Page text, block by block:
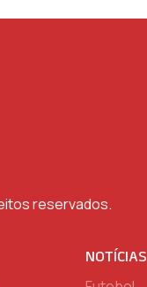
reservados.
NOTÍCIAS